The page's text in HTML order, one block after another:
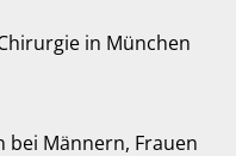
in München
bei Männern, Frauen